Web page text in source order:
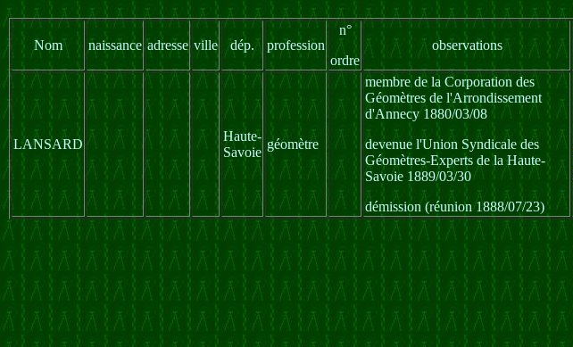
Nom naissance adresse ville dép. profession
n°
ordre
observations
LANSARD
Haute-
Savoie
géomètre
membre de la Corporation des
Géomètres de l'Arrondissement
d'Annecy 1880/03/08
devenue l'Union Syndicale des
Géomètres-Experts de la Haute-
Savoie 1889/03/30
démission (réunion 1888/07/23)